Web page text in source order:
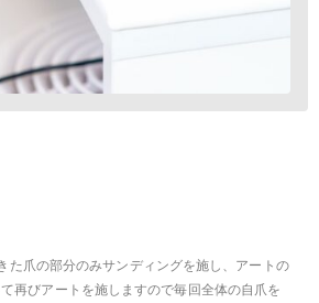
た爪の部分のみサンディングを施し、アートの
再びアートを施しますので毎回全体の自爪を